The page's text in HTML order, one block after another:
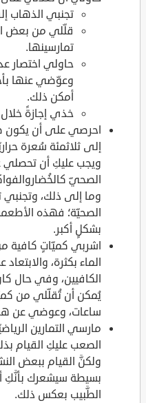
تجنبي الذهاب
قلّلي من بعض
تمارسينها.
حاولي اختصار
وعوّضي عنها
أمكن ذلك.
خذي إجازةً خلال
احرصي على أن يكون
إلى ثلاثمئة سُعرة
ويجب عليكِ أن تحصلي
الصحيّ
وما إلى ذلك، وتجنبي
الصحيّة؛ فهذه
بشكلٍ أكبر.
اشربي كميّاتٍ كافية
الماء بكثرة،
الكافيين، وفي حال
يُمكن أن تُقلّلي من
ساعات، وعوضي عن
مارسي التمارين
الصعب عليكِ القيام
ولكنَّ القيام ببعض
بسيطة سيشعرك بأنَّكِ
الطَّبيب بعكس ذلك.